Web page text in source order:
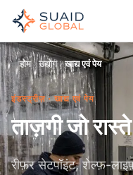
होम उद्योग खाद्य एवं पेय
इंडस्ट्रीज़ · खाद्य एवं पेय
ताज़गी जो
रीफ़र सेटपॉइंट, शेल्फ़-